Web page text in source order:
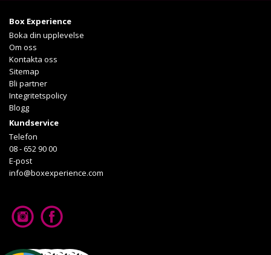
Box Experience
Boka din upplevelse
Om oss
Kontakta oss
Sitemap
Bli partner
Integritetspolicy
Blogg
Kundservice
Telefon
08 - 652 90 00
E-post
info@boxexperience.com